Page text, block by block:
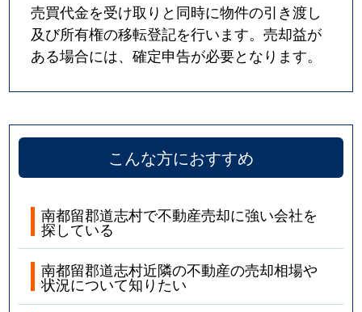
売買代金を受け取りと同時に物件の引き渡し
及び所有権の移転登記を行います。売却益が
ある場合には、確定申告が必要となります。
こんな方におすすめ
南都留郡道志村で不動産売却に強い会社を
探している
南都留郡道志村近隣の不動産の売却相場や
状況について知りたい